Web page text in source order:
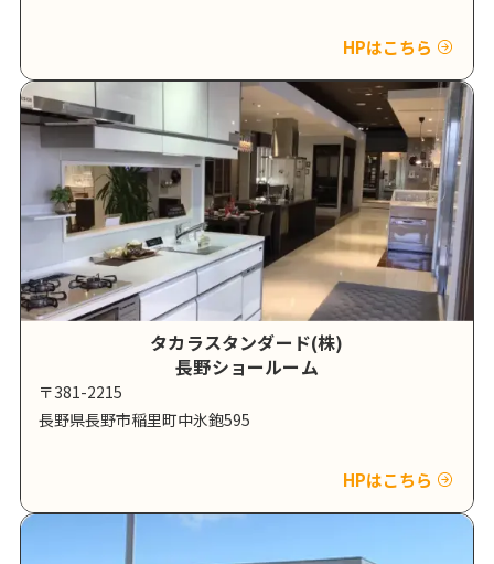
HPはこちら
タカラスタンダード(株)
長野ショールーム
〒381-2215
長野県長野市稲里町中氷鉋595
HPはこちら